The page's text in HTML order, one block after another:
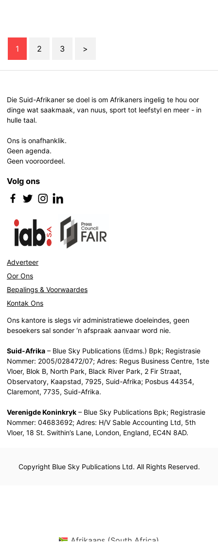
1 2 3 >
Die Suid-Afrikaner se doel is om Afrikaners ingelig te hou oor
dinge wat saakmaak, van nuus, sport tot leefstyl en meer - in
hulle taal.
Ons is onafhanklik.
Geen agenda.
Geen vooroordeel.
Volg ons
Adverteer
Oor Ons
Bepalings & Voorwaardes
Kontak Ons
Ons kantore is slegs vir administratiewe doeleindes, geen
besoekers sal sonder ‘n afspraak aanvaar word nie.
Suid-Afrika – Blue Sky Publications (Edms.) Bpk; Registrasie
Nommer: 2005/028472/07; Adres: Regus Business Centre, 1ste
Vloer, Blok B, North Park, Black River Park, 2 Fir Straat,
Observatory, Kaapstad, 7925, Suid-Afrika; Posbus 44354,
Claremont, 7735, Suid-Afrika.
Verenigde Koninkryk – Blue Sky Publications Bpk; Registrasie
Nommer: 04683692; Adres: H/V Sable Accounting Ltd, 5th
Vloer, 18 St. Swithin’s Lane, London, England, EC4N 8AD.
Copyright Blue Sky Publications Ltd. All Rights Reserved.
Afrikaans (South Africa)